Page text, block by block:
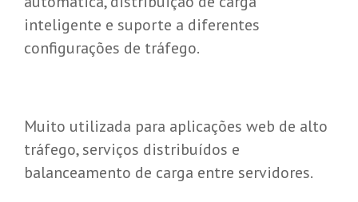
inteligente e suporte a diferentes
configurações de tráfego.
Muito utilizada para aplicações web de alto
tráfego, serviços distribuídos e
balanceamento de carga entre servidores.